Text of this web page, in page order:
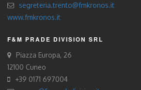
segreteria.trento@fmkronos.it
www.fmkronos.it
F&M PRADE DIVISION SRL
Piazza Europa, 26
12100 Cuneo
+39 0171 697004